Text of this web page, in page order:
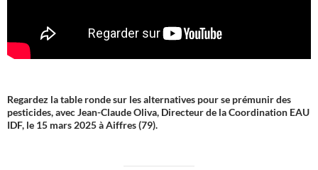
Regardez la table ronde sur les alternatives pour se prémunir des
pesticides, avec Jean-Claude Oliva, Directeur de la Coordination EAU
IDF, le 15 mars 2025 à Aiffres (79).